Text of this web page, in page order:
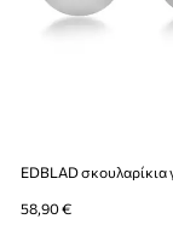
58,90 €